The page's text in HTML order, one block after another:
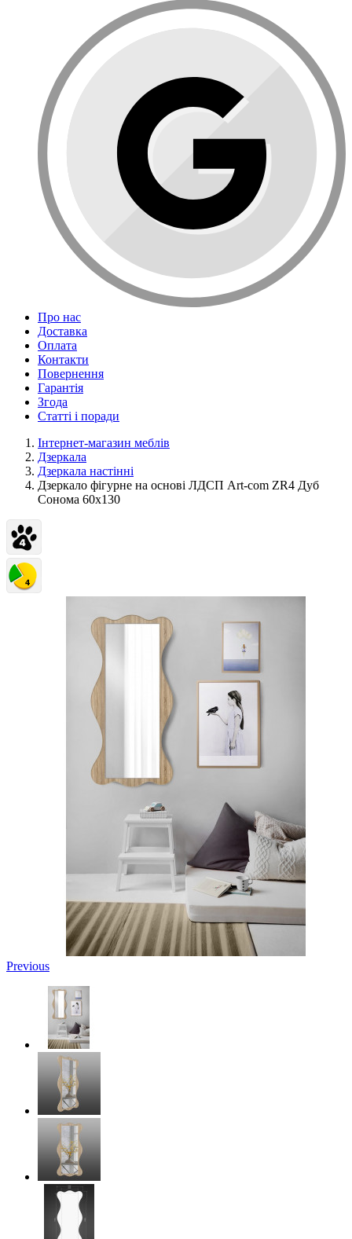
Про нас
Доставка
Оплата
Контакти
Повернення
Гарантія
Згода
Статті і поради
Інтернет-магазин меблів
Дзеркала
Дзеркала настінні
Дзеркало фігурне на основі ЛДСП Art-com ZR4 Дуб
Сонома 60х130
Previous